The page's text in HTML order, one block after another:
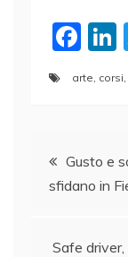
F
a
c
b
o
k
arte corsi
articoli
Gusto e
sfidano in
Safe driver,